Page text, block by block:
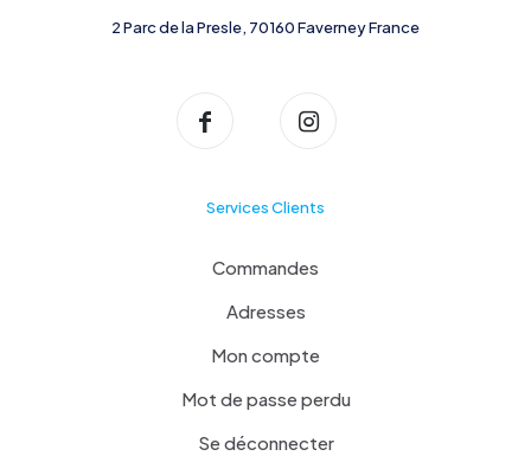
2 Parc de la Presle, 70160 Faverney France
Services Clients
Commandes
Adresses
Mon compte
Mot de passe perdu
Se déconnecter